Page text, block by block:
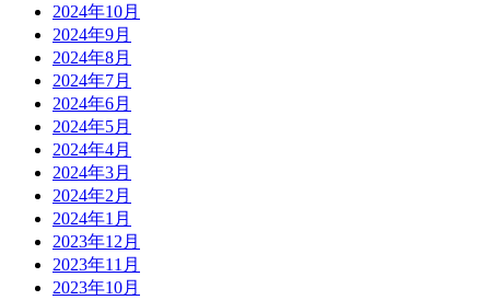
2024年10月
2024年9月
2024年8月
2024年7月
2024年6月
2024年5月
2024年4月
2024年3月
2024年2月
2024年1月
2023年12月
2023年11月
2023年10月